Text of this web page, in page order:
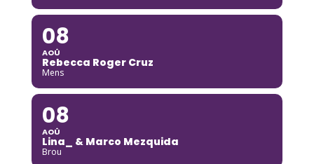
08
AOÛ
Rebecca Roger Cruz
Mens
08
AOÛ
Lina_ & Marco Mezquida
Brou